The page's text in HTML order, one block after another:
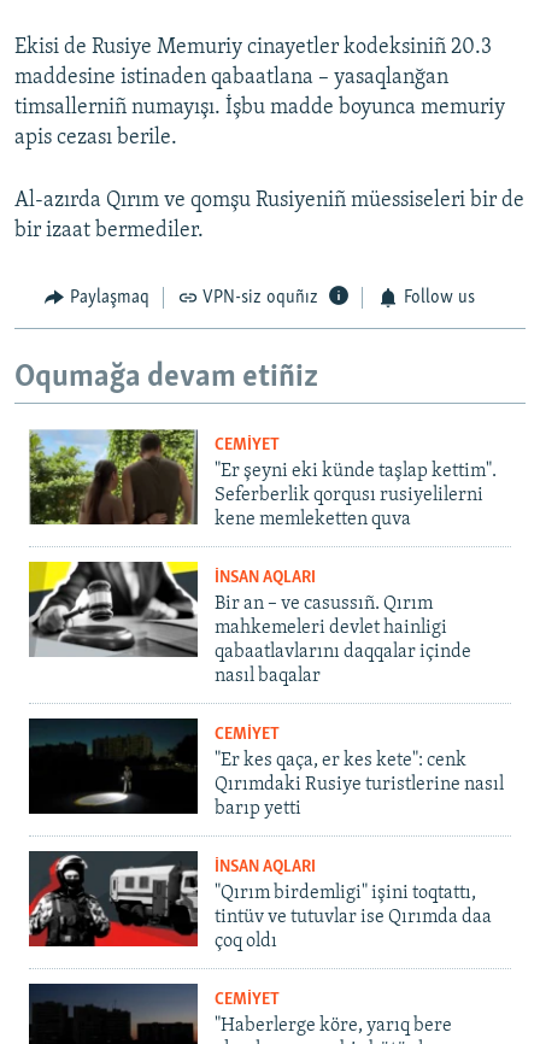
Ekisi de Rusiye Memuriy cinayetler kodeksiniñ 20.3
maddesine istinaden qabaatlana – yasaqlanğan
timsallerniñ numayışı. İşbu madde boyunca memuriy
apis cezası berile.
Al-azırda Qırım ve qomşu Rusiyeniñ müessiseleri bir de
bir izaat bermediler.
Paylaşmaq VPN-siz oquñız Follow us
Oqumağa devam etiñiz
CEMİYET
"Er şeyni eki künde taşlap kettim".
Seferberlik qorqusı rusiyelilerni
kene memleketten quva
İNSAN AQLARI
Bir an – ve casussıñ. Qırım
mahkemeleri devlet hainligi
qabaatlavlarını daqqalar içinde
nasıl baqalar
CEMİYET
"Er kes qaça, er kes kete": cenk
Qırımdaki Rusiye turistlerine nasıl
barıp yetti
İNSAN AQLARI
"Qırım birdemligi" işini toqtattı,
tintüv ve tutuvlar ise Qırımda daa
çoq oldı
CEMİYET
"Haberlerge köre, yarıq bere